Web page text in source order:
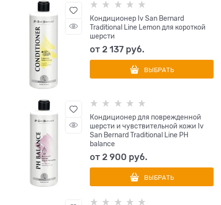
Кондиционер Iv San Bernard
Traditional Line Lemon для короткой
шерсти
от2 137 руб.
ВЫБРАТЬ
Кондиционер для поврежденной
шерсти и чувствительной кожи Iv
San Bernard Traditional Line РН
balance
от2 900 руб.
ВЫБРАТЬ